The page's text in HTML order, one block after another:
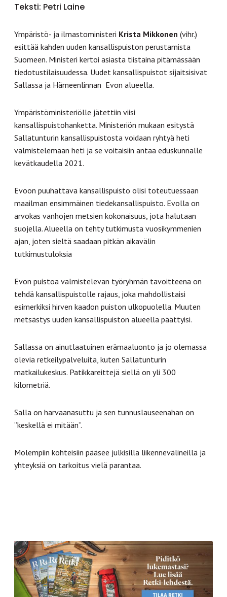
Teksti: Petri Laine
Ympäristö- ja ilmastoministeri Krista Mikkonen (vihr.)
esittää kahden uuden kansallispuiston perustamista
Suomeen. Ministeri kertoi asiasta tiistaina pitämässään
tiedotustilaisuudessa. Uudet kansallispuistot sijaitsisivat
Sallassa ja Hämeenlinnan Evon alueella.
Ympäristöministeriölle jätettiin viisi
kansallispuistohanketta. Ministeriön mukaan esitystä
Sallatunturin kansallispuistosta voidaan ryhtyä heti
valmistelemaan heti ja se voitaisiin antaa eduskunnalle
kevätkaudella 2021.
Evoon puuhattava kansallispuisto olisi toteutuessaan
maailman ensimmäinen tiedekansallispuisto. Evolla on
arvokas vanhojen metsien kokonaisuus, jota halutaan
suojella. Alueella on tehty tutkimusta vuosikymmenien
ajan, joten sieltä saadaan pitkän aikavälin
tutkimustuloksia
Evon puistoa valmistelevan työryhmän tavoitteena on
tehdä kansallispuistolle rajaus, joka mahdollistaisi
esimerkiksi hirven kaadon puiston ulkopuolella. Muuten
metsästys uuden kansallispuiston alueella päättyisi.
Sallassa on ainutlaatuinen erämaaluonto ja jo olemassa
olevia retkeilypalveluita, kuten Sallatunturin
matkailukeskus. Patikkareittejä siellä on yli 300
kilometriä.
Salla on harvaanasuttu ja sen tunnuslauseenahan on
”keskellä ei mitään”.
Molempiin kohteisiin pääsee julkisilla liikennevälineillä ja
yhteyksiä on tarkoitus vielä parantaa.